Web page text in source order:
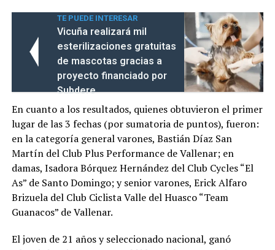
TE PUEDE INTERESAR
Vicuña realizará mil
esterilizaciones gratuitas
de mascotas gracias a
proyecto financiado por
Subdere
En cuanto a los resultados, quienes obtuvieron el primer
lugar de las 3 fechas (por sumatoria de puntos), fueron:
en la categoría general varones, Bastián Díaz San
Martín del Club Plus Performance de Vallenar; en
damas, Isadora Bórquez Hernández del Club Cycles “El
As” de Santo Domingo; y senior varones, Erick Alfaro
Brizuela del Club Ciclista Valle del Huasco “Team
Guanacos” de Vallenar.
El joven de 21 años y seleccionado nacional, ganó